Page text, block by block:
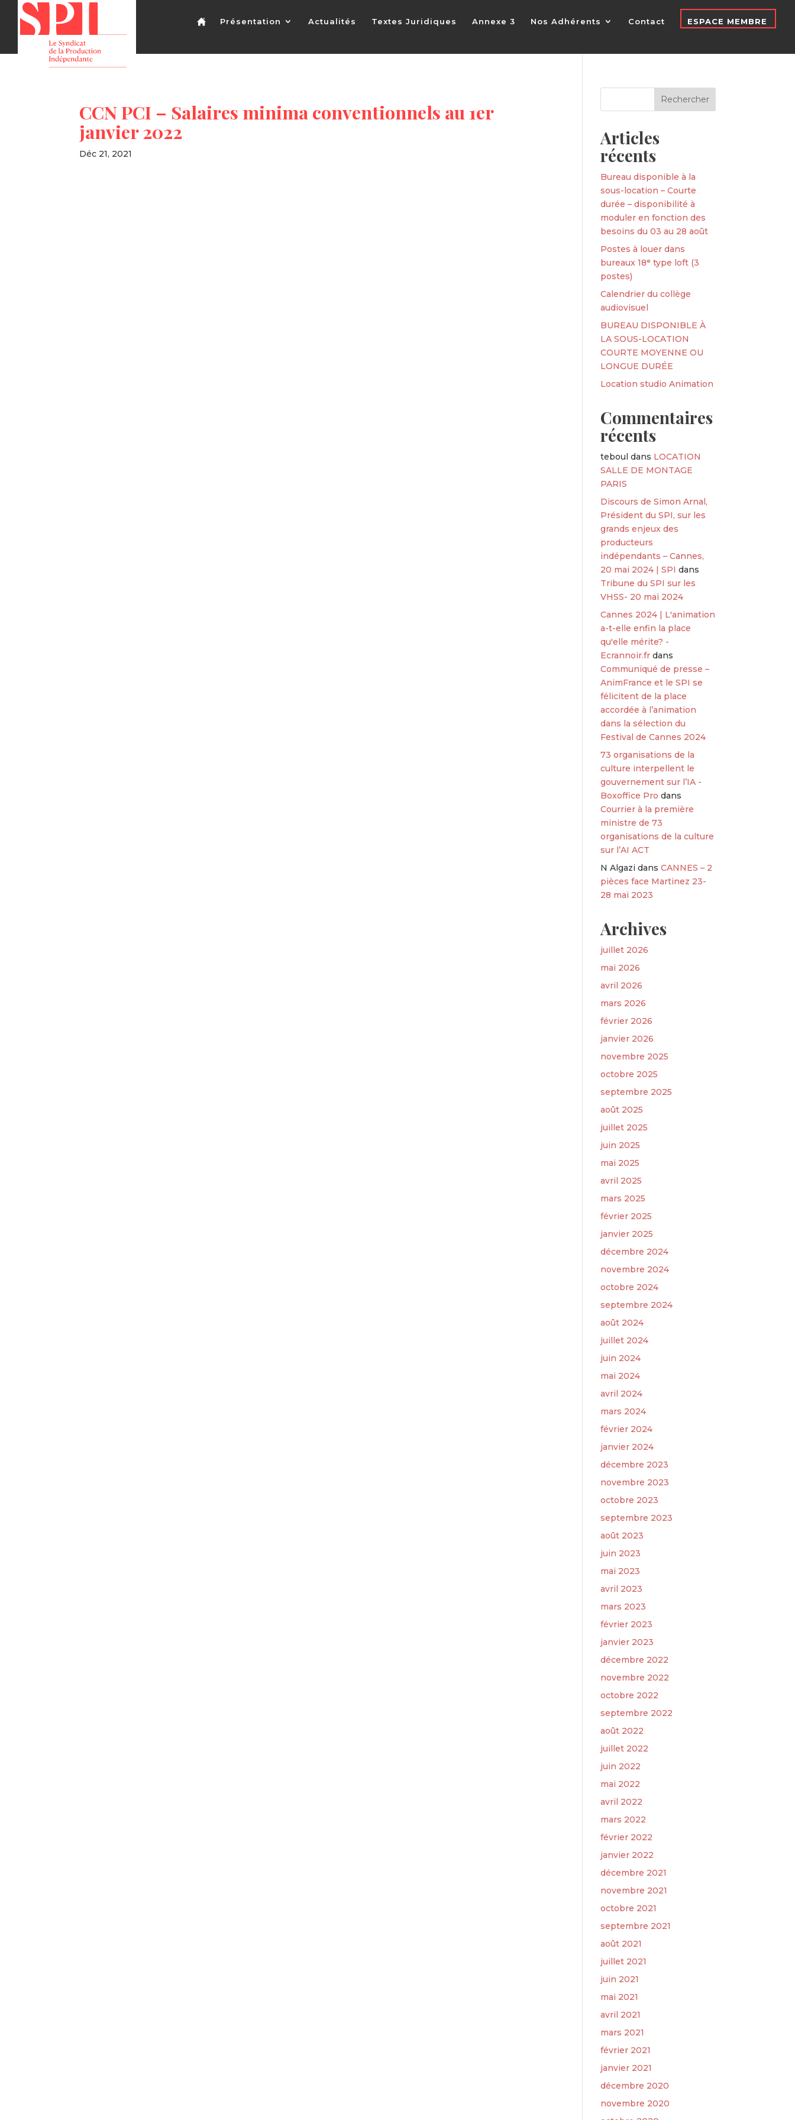
Présentation Actualités Textes Juridiques Annexe 3 Nos Adhérents Contact ESPACE MEMBRE
CCN PCI – Salaires minima conventionnels au 1er
janvier 2022
Déc 21, 2021
Articles
récents
Bureau disponible à la
sous-location – Courte
durée – disponibilité à
moduler en fonction des
besoins du 03 au 28 août
Postes à louer dans
bureaux 18ᵉ type loft (3
postes)
Calendrier du collège
audiovisuel
BUREAU DISPONIBLE À
LA SOUS-LOCATION
COURTE MOYENNE OU
LONGUE DURÉE
Location studio Animation
Commentaires
récents
teboul dans LOCATION
SALLE DE MONTAGE
PARIS
Discours de Simon Arnal,
Président du SPI, sur les
grands enjeux des
producteurs
indépendants – Cannes,
20 mai 2024 | SPI dans
Tribune du SPI sur les
VHSS- 20 mai 2024
Cannes 2024 | L'animation
a-t-elle enfin la place
qu'elle mérite? -
Ecrannoir.fr dans
Communiqué de presse –
AnimFrance et le SPI se
félicitent de la place
accordée à l’animation
dans la sélection du
Festival de Cannes 2024
73 organisations de la
culture interpellent le
gouvernement sur l’IA -
Boxoffice Pro dans
Courrier à la première
ministre de 73
organisations de la culture
sur l’AI ACT
N Algazi dansCANNES – 2
pièces face Martinez 23-
28 mai 2023
Archives
juillet 2026
mai 2026
avril 2026
mars 2026
février 2026
janvier 2026
novembre 2025
octobre 2025
septembre 2025
août 2025
juillet 2025
juin 2025
mai 2025
avril 2025
mars 2025
février 2025
janvier 2025
décembre 2024
novembre 2024
octobre 2024
septembre 2024
août 2024
juillet 2024
juin 2024
mai 2024
avril 2024
mars 2024
février 2024
janvier 2024
décembre 2023
novembre 2023
octobre 2023
septembre 2023
août 2023
juin 2023
mai 2023
avril 2023
mars 2023
février 2023
janvier 2023
décembre 2022
novembre 2022
octobre 2022
septembre 2022
août 2022
juillet 2022
juin 2022
mai 2022
avril 2022
mars 2022
février 2022
janvier 2022
décembre 2021
novembre 2021
octobre 2021
septembre 2021
août 2021
juillet 2021
juin 2021
mai 2021
avril 2021
mars 2021
février 2021
janvier 2021
décembre 2020
novembre 2020